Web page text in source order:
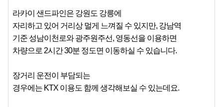
라카이 샌드파인은 강원도 강릉에
자리하고 있어 거리상 멀게 느껴질 수 있지만, 강남역
기준 성남이천로와 광주원주선, 영동선을 이용하면
차량으로 2시간 30분 정도면 이동하실 수 있습니다.
장거리 운전이 부담되는
경우에는 KTX 이용도 함께 생각해보실 수 있는데요.